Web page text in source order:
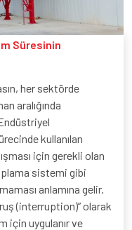
Süresinin
her sektörde
aralığında
kullanılan
için gerekli olan
sistemi gibi
anlamına gelir.
(interruption)” olarak
için uygulanır ve